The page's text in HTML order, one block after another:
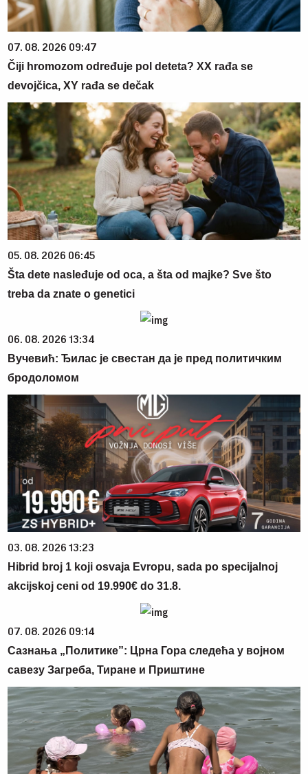
07. 08. 2026 09:47
Čiji hromozom određuje pol deteta? XX rađa se
devojčica, XY rađa se dečak
05. 08. 2026 06:45
Šta dete nasleđuje od oca, a šta od majke? Sve što
treba da znate o genetici
06. 08. 2026 13:34
Вучевић: Ђилас је свестан да је пред политичким
бродоломом
03. 08. 2026 13:23
Hibrid broj 1 koji osvaja Evropu, sada po specijalnoj
akcijskoj ceni od 19.990€ do 31.8.
07. 08. 2026 09:14
Сазнања „Политике”: Црна Гора следећа у војном
савезу Загреба, Тиране и Приштине